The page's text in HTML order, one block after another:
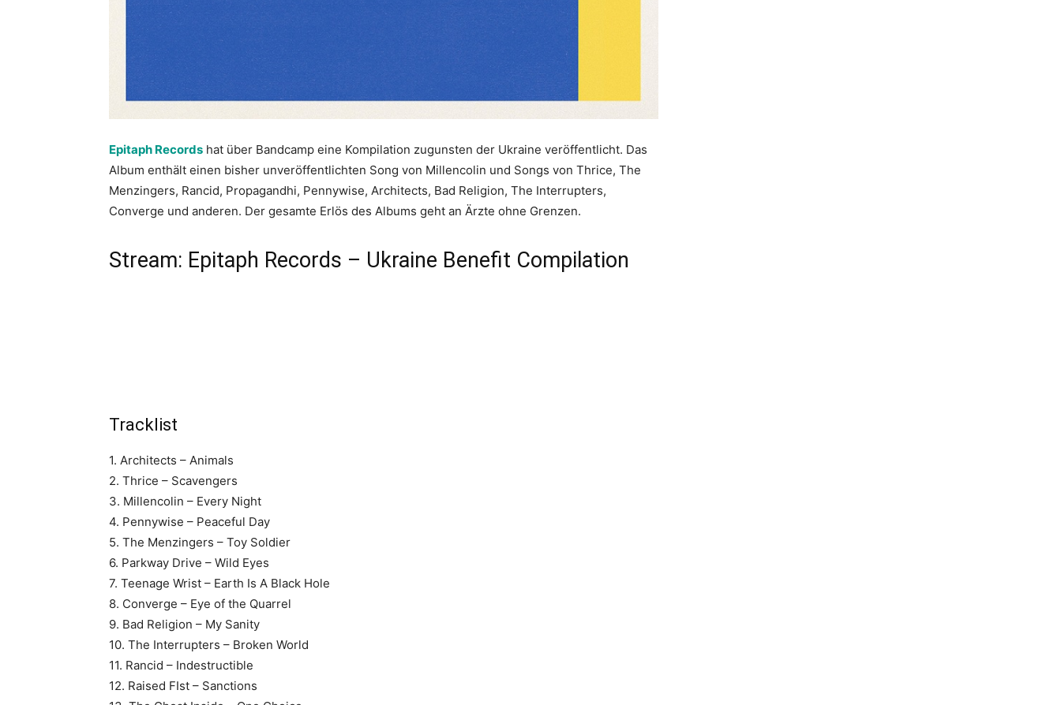
Epitaph Records hat über Bandcamp eine Kompilation zugunsten der Ukraine veröffentlicht. Das
Album enthält einen bisher unveröffentlichten Song von Millencolin und Songs von Thrice, The
Menzingers, Rancid, Propagandhi, Pennywise, Architects, Bad Religion, The Interrupters,
Converge und anderen. Der gesamte Erlös des Albums geht an Ärzte ohne Grenzen.
Stream: Epitaph Records – Ukraine Benefit Compilation
Tracklist
1. Architects – Animals
2. Thrice – Scavengers
3. Millencolin – Every Night
4. Pennywise – Peaceful Day
5. The Menzingers – Toy Soldier
6. Parkway Drive – Wild Eyes
7. Teenage Wrist – Earth Is A Black Hole
8. Converge – Eye of the Quarrel
9. Bad Religion – My Sanity
10. The Interrupters – Broken World
11. Rancid – Indestructible
12. Raised FIst – Sanctions